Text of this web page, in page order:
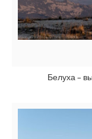
Белуха –